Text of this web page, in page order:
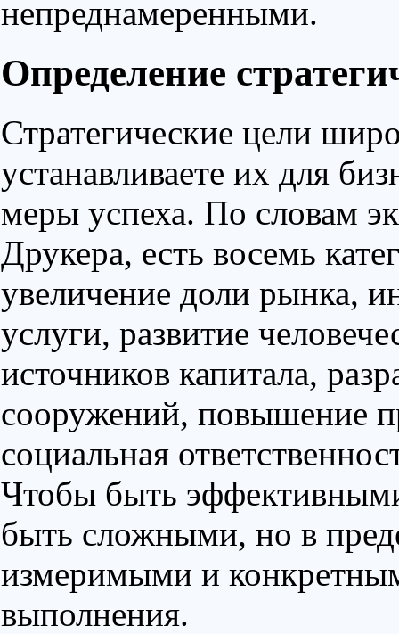
непреднамеренными.
Определение
Стратегические цели
устанавливаете их для
меры успеха. По словам
Друкера, есть восемь
увеличение доли рынка,
услуги, развитие
источников капитала,
сооружений, повышение
социальная
Чтобы быть
быть сложными, но в
измеримыми и
выполнения.